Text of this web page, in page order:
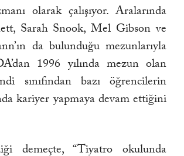
olarak çalışıyor. Aralarında
Sarah Snook, Mel Gibson ve
da bulunduğu mezunlarıyla
1996 yılında mezun olan
sınıfından bazı öğrencilerin
kariyer yapmaya devam ettiğini
demeçte, “Tiyatro okulunda